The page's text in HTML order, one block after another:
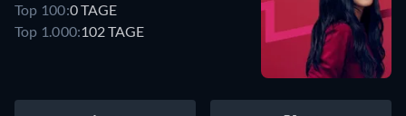
Top 100:0 TAGE
Top 1.000:102 TAGE